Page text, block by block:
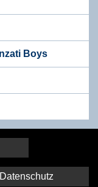
Boys
Datenschutz